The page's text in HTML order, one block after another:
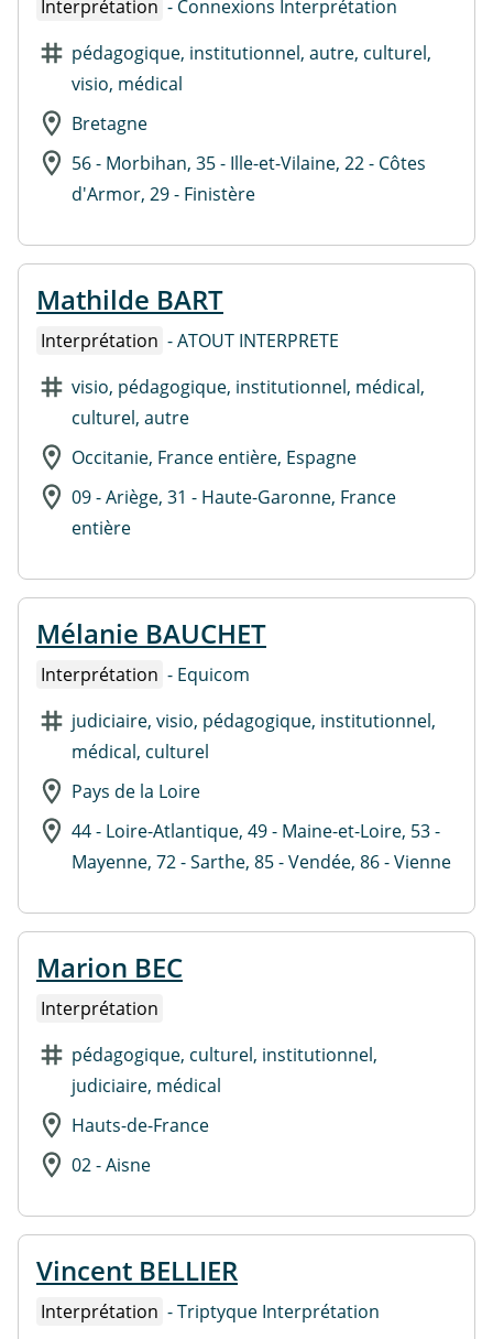
Interprétation - Connexions Interprétation
pédagogique, institutionnel, autre, culturel,
visio, médical
Bretagne
56 - Morbihan, 35 - Ille-et-Vilaine, 22 - Côtes
d'Armor, 29 - Finistère
Mathilde BART
Interprétation - ATOUT INTERPRETE
visio, pédagogique, institutionnel, médical,
culturel, autre
Occitanie, France entière, Espagne
09 - Ariège, 31 - Haute-Garonne, France
entière
Mélanie BAUCHET
Interprétation - Equicom
judiciaire, visio, pédagogique, institutionnel,
médical, culturel
Pays de la Loire
44 - Loire-Atlantique, 49 - Maine-et-Loire, 53 -
Mayenne, 72 - Sarthe, 85 - Vendée, 86 - Vienne
Marion BEC
Interprétation
pédagogique, culturel, institutionnel,
judiciaire, médical
Hauts-de-France
02 - Aisne
Vincent BELLIER
Interprétation - Triptyque Interprétation